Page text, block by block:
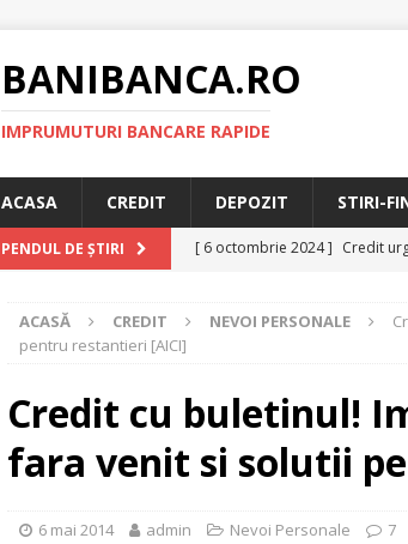
BANIBANCA.RO
IMPRUMUTURI BANCARE RAPIDE
ACASA CREDIT DEPOZIT STIRI-
PENDUL DE ȘTIRI [ 6 octombrie 2024 ] Credit
[ 8 septembrie 2024 ] Facem
[ 11 august 2024 ] Creditarea
RAPID
Credit online
RAPID
ACASĂ CREDIT NEVOI PERSONALE
pentru restantieri [AICI]
Credit cu buletinul!
fara venit si solutii
6 mai 2014 admin Nevoi Personale 7